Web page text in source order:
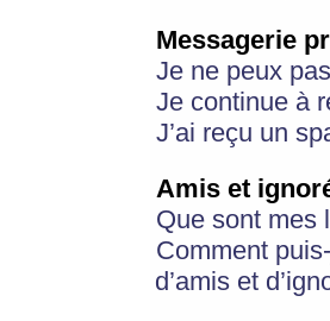
Messagerie
Je ne peux
Je continue à
J’ai reçu un
Amis et
Que sont mes
Comment
d’amis et